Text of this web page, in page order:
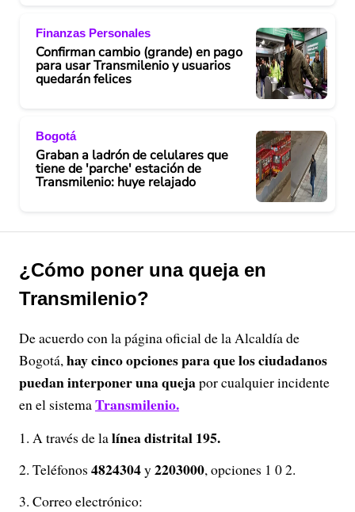
Finanzas Personales
Confirman cambio (grande) en pago
para usar Transmilenio y usuarios
quedarán felices
Bogotá
Graban a ladrón de celulares que
tiene de 'parche' estación de
Transmilenio: huye relajado
¿Cómo poner una queja en
Transmilenio?
De acuerdo con la página oficial de la Alcaldía de
Bogotá,hay cinco opciones para que los ciudadanos
puedan interponer una quejapor cualquier incidente
en el sistemaTransmilenio.
A través de lalínea distrital 195.
Teléfonos 4824304y2203000, opciones 1 0 2.
Correo electrónico: